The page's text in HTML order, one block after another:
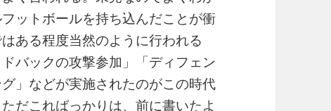
ットボールを持ち込んだことが衝
ある程度当然のように行われる
バックの攻撃参加」「ディフェン
」などが実施されたのがこの時代
だこればっかりは、前に書いたよ